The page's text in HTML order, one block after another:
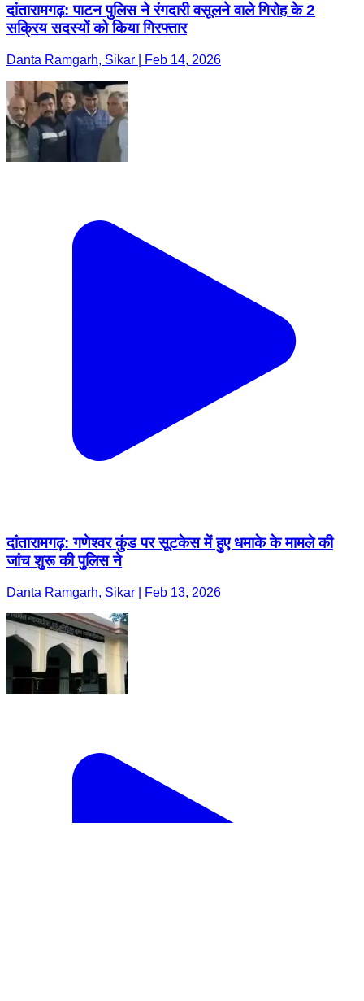
दांतारामगढ़: पाटन पुलिस ने रंगदारी वसूलने वाले गिरोह के 2
सक्रिय सदस्यों को किया गिरफ्तार
Danta Ramgarh, Sikar | Feb 14, 2026
दांतारामगढ़: गणेश्वर कुंड पर सूटकेस में हुए धमाके के मामले की
जांच शुरू की पुलिस ने
Danta Ramgarh, Sikar | Feb 13, 2026